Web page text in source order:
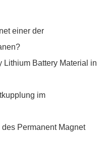
einer der
Lithium Battery Material in
im
Permanent Magnet